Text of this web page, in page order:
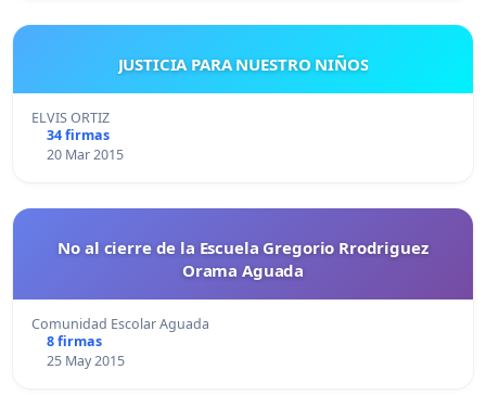
JUSTICIA PARA NUESTRO NIÑOS
ELVIS ORTIZ
34 firmas
20 Mar 2015
No al cierre de la Escuela Gregorio Rrodriguez
Orama Aguada
Comunidad Escolar Aguada
8 firmas
25 May 2015